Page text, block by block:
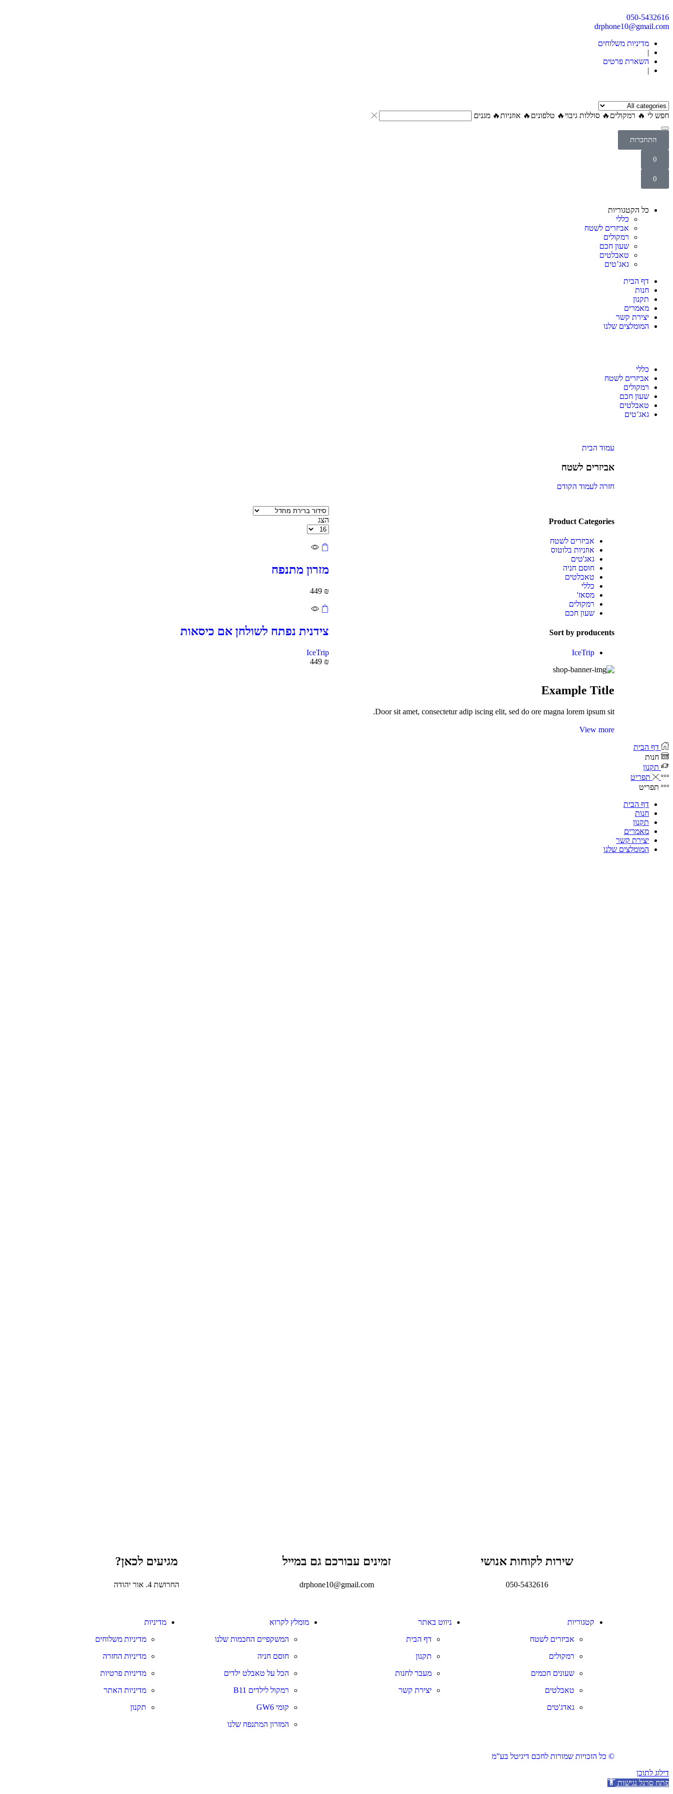
050-5432616
drphone10@gmail.com
מדיניות משלוחים
|
השארת פרטים
|
חפש לי 🔥 רמקולים 🔥 סוללות גיבוי🔥 טלפונים 🔥 אוזניות🔥 מגנים
התחברות
שם משתמש או כתובת אימייל
סיסמא
שכחתי סיסמא!
התחברות
Wishlist
לא סימנת מוצרים עדיין.
0
סל הקניות
Return To Shop
העגלה שלי (0)
מעבר לסל הקניותלתשלום
Congratulations! You've got free shipping.
0
כל הקטגוריות
כללי
אביזרים לשטח
רמקולים
שעון חכם
טאבלטים
גאג’טים
דף הבית
חנות
תקנון
מאמרים
יצירת קשר
המומלצים שלנו
כללי
אביזרים לשטח
רמקולים
שעון חכם
טאבלטים
גאג’טים
עמוד הבית
אביזרים לשטח
חזרה לעמוד הקודם
Product Categories
אביזרים לשטח
אוזניות בלוטוס
גאג'טים
חוסם חניה
טאבלטים
כללי
מסאז'
רמקולים
שעון חכם
Sort by producents
IceTrip
Example Title
Door sit amet, consectetur adip iscing elit, sed do ore magna lorem ipsum sit.
View more
הצג
מזרון מתנפח
449 ₪
צידנית נפתח לשולחן אם כיסאות
IceTrip
449 ₪
דף הבית
חנות
תקנון
תפריט
תפריט
דף הבית
חנות
תקנון
מאמרים
יצירת קשר
המומלצים שלנו
שירות לקוחות אנושי
050-5432616
זמינים עבורכם גם במייל
drphone10@gmail.com
מגיעים לכאן?
החרושת 4. אור יהודה
קטגוריות
אביזרים לשטח
רמקולים
שעונים חכמים
טאבלטים
גאדג'טים
ניווט באתר
דף הבית
תקנון
מעבר לחנות
יצירת קשר
מומלץ לקרוא
המשקפיים החכמות שלנו
חוסם חניה
הכל על טאבלט ילדים
רמקול לילדים B11
קומי GW6
המזרון המתנפח שלנו
מדיניות
מדיניות משלוחים
מדיניות החזרה
מדיניות פרטיות
מדיניות האתר
תקנון
© כל הזכויות שמורות לחכם דיגיטל בע”מ
דילוג לתוכן
פתח סרגל נגישות